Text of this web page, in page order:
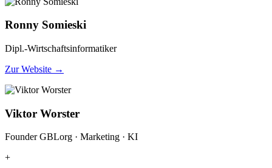
Ronny Somieski
Dipl.-Wirtschaftsinformatiker
Zur Website →
Viktor Worster
Founder GBLorg · Marketing · KI
+